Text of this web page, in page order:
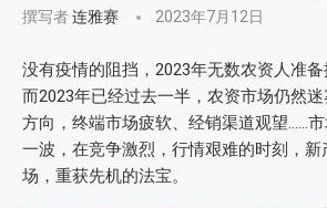
撰写者连雅赛 2023年7月12日
没有疫情的阻挡，2023年无数农资人准
而2023年已经过去一半，农资市场仍然
方向，终端市场疲软、经销渠道观望……
一波，在竞争激烈，行情艰难的时刻，
场，重获先机的法宝。